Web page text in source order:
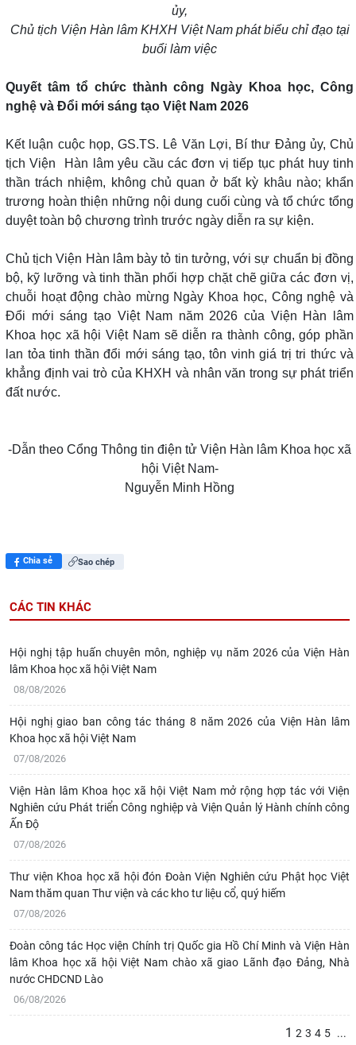
ủy,
Chủ tịch Viện Hàn lâm KHXHViệt Nam phát biểu chỉ đạo tại
buổi làm việc
Quyết tâm tổ chức thành công Ngày Khoa học, Công
nghệ và Đổi mới sáng tạo Việt Nam 2026
Kết luận cuộc họp, GS.TS. Lê Văn Lợi, Bí thư Đảng ủy, Chủ
tịch Viện Hàn lâm yêu cầu các đơn vị tiếp tục phát huy tinh
thần trách nhiệm, không chủ quan ở bất kỳ khâu nào; khẩn
trương hoàn thiện những nội dung cuối cùng và tổ chức tổng
duyệt toàn bộ chương trình trước ngày diễn ra sự kiện.
Chủ tịch Viện Hàn lâm bày tỏ tin tưởng, với sự chuẩn bị đồng
bộ, kỹ lưỡng và tinh thần phối hợp chặt chẽ giữa các đơn vị,
chuỗi hoạt động chào mừng Ngày Khoa học, Công nghệ và
Đổi mới sáng tạo Việt Nam năm 2026 của Viện Hàn lâm
Khoa học xã hội Việt Nam sẽ diễn ra thành công, góp phần
lan tỏa tinh thần đổi mới sáng tạo, tôn vinh giá trị tri thức và
khẳng định vai trò của KHXH và nhân văn trong sự phát triển
đất nước.
-Dẫn theo Cổng Thông tin điện tử Viện Hàn lâm Khoa học xã
hội Việt Nam-
Nguyễn Minh Hồng
Chia sẻ Sao chép
CÁC TIN KHÁC
Hội nghị tập huấn chuyên môn, nghiệp vụ năm 2026 của Viện Hàn
lâm Khoa học xã hội Việt Nam
08/08/2026
Hội nghị giao ban công tác tháng 8 năm 2026 của Viện Hàn lâm
Khoa học xã hội Việt Nam
07/08/2026
Viện Hàn lâm Khoa học xã hội Việt Nam mở rộng hợp tác với Viện
Nghiên cứu Phát triển Công nghiệp và Viện Quản lý Hành chính công
Ấn Độ
07/08/2026
Thư viện Khoa học xã hội đón Đoàn Viện Nghiên cứu Phật học Việt
Nam thăm quan Thư viện và các kho tư liệu cổ, quý hiếm
07/08/2026
Đoàn công tác Học viện Chính trị Quốc gia Hồ Chí Minh và Viện Hàn
lâm Khoa học xã hội Việt Nam chào xã giao Lãnh đạo Đảng, Nhà
nước CHDCND Lào
06/08/2026
1 2 3 4 5 ...